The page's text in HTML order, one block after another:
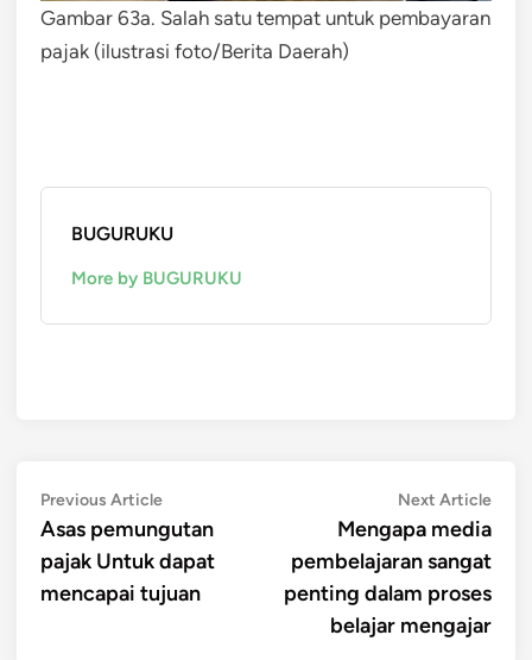
Gambar 63a. Salah satu tempat untuk pembayaran
pajak (ilustrasi foto/Berita Daerah)
BUGURUKU
More by BUGURUKU
Post
navigation
Previous ArticlePrevious
article:
Asas pemungutan
pajak Untuk dapat
mencapai tujuan
Next ArticleNext
Mengapa media
pembelajaran sangat
penting dalam proses
belajar mengajar